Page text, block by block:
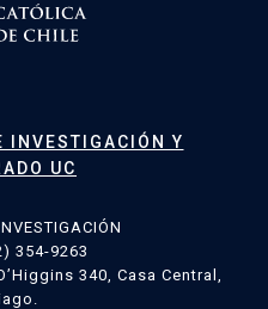
INVESTIGACIÓN Y
UC
354-9263
340, Casa Central,